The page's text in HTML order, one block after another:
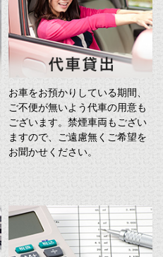
お車をお預かりしている期間、
ご不便が無いよう代車の用意も
ございます。禁煙車両もござい
ますので、ご遠慮無くご希望を
お聞かせください。